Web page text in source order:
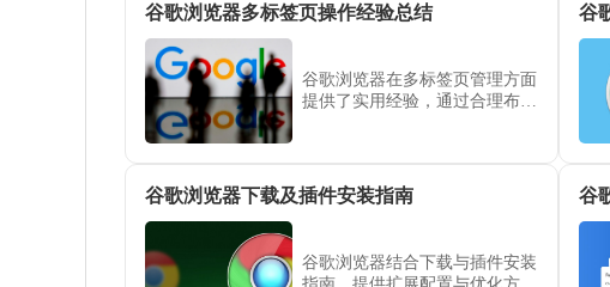
谷歌浏览器多标签页操作经验总结
谷歌浏览器在多标签页管理方面
提供了实用经验，通过合理布局
谷
谷歌浏览器下载及插件安装指南
谷歌浏览器结合下载与插件安装
谷